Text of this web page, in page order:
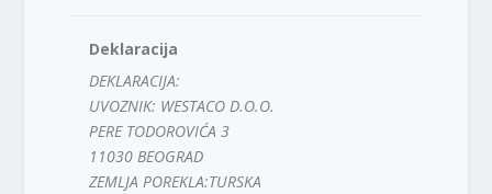
Deklaracija
DEKLARACIJA:
UVOZNIK: WESTACO D.O.O.
PERE TODOROVIĆA 3
11030 BEOGRAD
ZEMLJA POREKLA:TURSKA